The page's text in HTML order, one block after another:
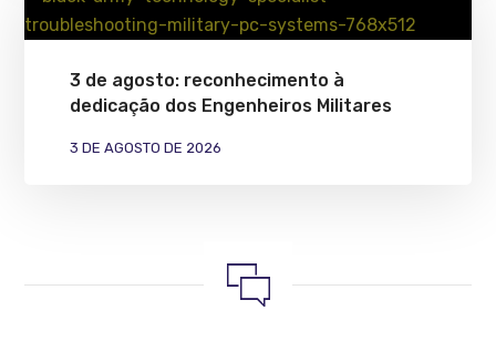
3 de agosto: reconhecimento à
dedicação dos Engenheiros Militares
3 DE AGOSTO DE 2026